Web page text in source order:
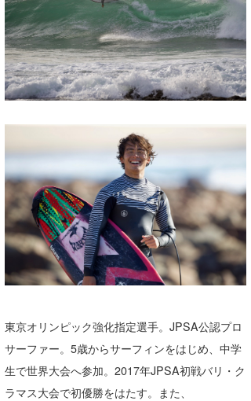
東京オリンピック強化指定選手。JPSA公認プロ
サーファー。5歳からサーフィンをはじめ、中学
生で世界大会へ参加。2017年JPSA初戦バリ・ク
ラマス大会で初優勝をはたす。また、